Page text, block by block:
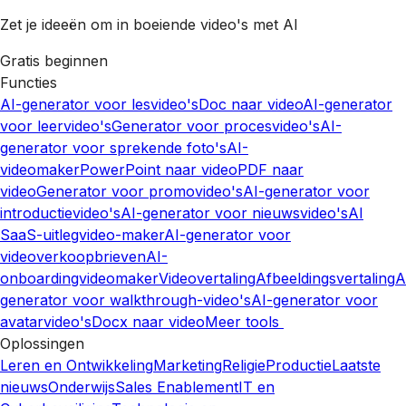
Zet je ideeën om in boeiende video's met AI
Gratis beginnen
Functies
AI-generator voor lesvideo'sDoc naar videoAI-generator
voor leervideo'sGenerator voor procesvideo'sAI-
generator voor sprekende foto'sAI-
videomakerPowerPoint naar videoPDF naar
videoGenerator voor promovideo'sAI-generator voor
introductievideo'sAI-generator voor nieuwsvideo'sAI
SaaS-uitlegvideo-makerAI-generator voor
videoverkoopbrievenAI-
onboardingvideomakerVideovertalingAfbeeldingsvertaling
generator voor walkthrough-video'sAI-generator voor
avatarvideo'sDocx naar videoMeer tools
Oplossingen
Leren en OntwikkelingMarketingReligieProductieLaatste
nieuwsOnderwijsSales EnablementIT en